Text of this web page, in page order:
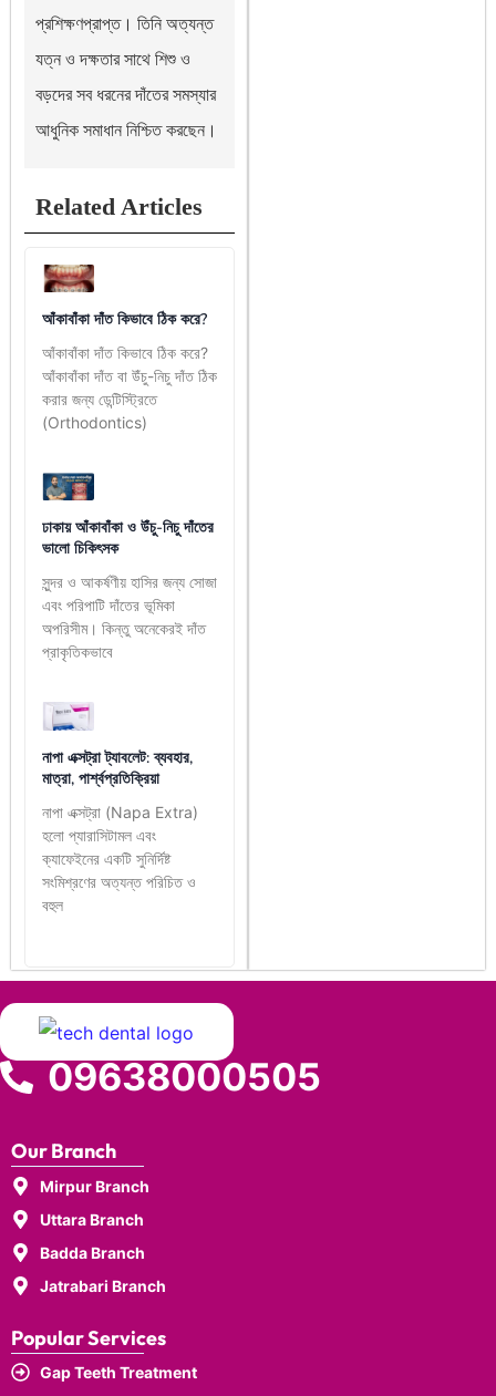
প্রশিক্ষণপ্রাপ্ত। তিনি অত্যন্ত
যত্ন ও দক্ষতার সাথে শিশু ও
বড়দের সব ধরনের দাঁতের সমস্যার
আধুনিক সমাধান নিশ্চিত করছেন।
Related Articles
আঁকাবাঁকা দাঁত কিভাবে ঠিক করে?
আঁকাবাঁকা দাঁত কিভাবে ঠিক করে?
আঁকাবাঁকা দাঁত বা উঁচু-নিচু দাঁত ঠিক
করার জন্য ডেন্টিস্ট্রিতে
(Orthodontics)
ঢাকায় আঁকাবাঁকা ও উঁচু-নিচু দাঁতের
ভালো চিকিৎসক
সুন্দর ও আকর্ষণীয় হাসির জন্য সোজা
এবং পরিপাটি দাঁতের ভূমিকা
অপরিসীম। কিন্তু অনেকেরই দাঁত
প্রাকৃতিকভাবে
নাপা এক্সট্রা ট্যাবলেট: ব্যবহার,
মাত্রা, পার্শ্বপ্রতিক্রিয়া
নাপা এক্সট্রা (Napa Extra)
হলো প্যারাসিটামল এবং
ক্যাফেইনের একটি সুনির্দিষ্ট
সংমিশ্রণের অত্যন্ত পরিচিত ও
বহুল
09638000505
Our Branch
Mirpur Branch
Uttara Branch
Badda Branch
Jatrabari Branch
Popular Services
Gap Teeth Treatment